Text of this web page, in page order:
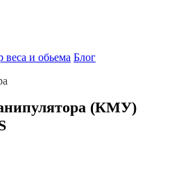
веса и обьема Блог
(КМУ)